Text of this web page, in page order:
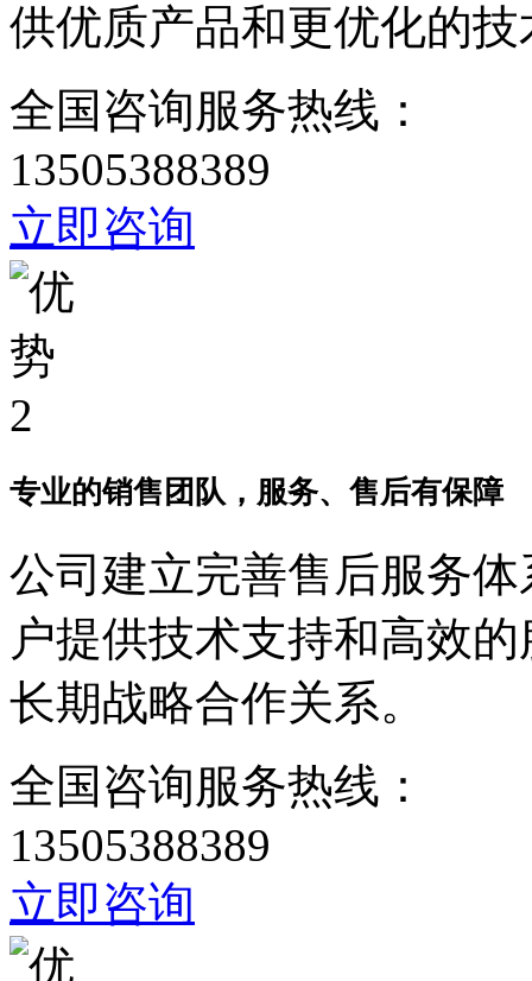
供优质产品和更优化的
全国咨询服务热线：
13505388389
立即咨询
专业的销售团队，服务、售后有保障
公司建立完善售后服务
户提供技术支持和高效
长期战略合作关系。
全国咨询服务热线：
13505388389
立即咨询